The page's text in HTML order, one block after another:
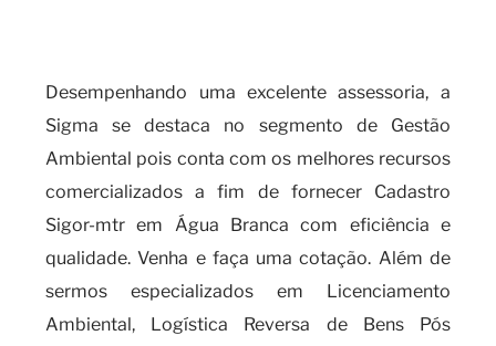
Desempenhando uma excelente assessoria, a
Sigma se destaca no segmento de Gestão
Ambiental pois conta com os melhores recursos
comercializados a fim de fornecer Cadastro
Sigor-mtr em Água Branca com eficiência e
qualidade. Venha e faça uma cotação. Além de
sermos especializados em Licenciamento
Ambiental, Logística Reversa de Bens Pós